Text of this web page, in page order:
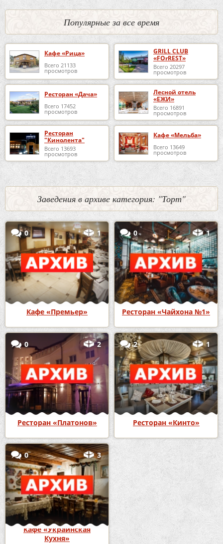
Популярные за все время
Кафе «Рица»
Всего 21133
просмотров
GRILL CLUB
«FOrREST»
Всего 20297
просмотров
Ресторан «Дача»
Всего 17452
просмотров
Лесной отель
«ЕЖИ»
Всего 16891
просмотров
Ресторан
"Кинолента"
Всего 13693
просмотров
Кафе «Мельба»
Всего 13649
просмотров
Заведения в архиве категория: "Торт"
0 1
Кафе «Премьер»
0 1
Ресторан «Чайхона №1»
0 2
Ресторан «Платонов»
2 1
Ресторан «Кинто»
0 3
Кафе «Украинская
Кухня»